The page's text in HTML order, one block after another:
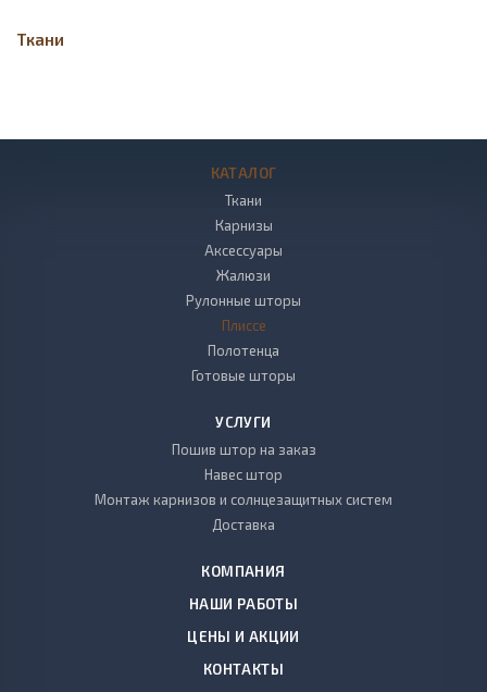
Ткани
КАТАЛОГ
Ткани
Карнизы
Аксессуары
Жалюзи
Рулонные шторы
Плиссе
Полотенца
Готовые шторы
УСЛУГИ
Пошив штор на заказ
Навес штор
Монтаж карнизов и солнцезащитных систем
Доставка
КОМПАНИЯ
НАШИ РАБОТЫ
ЦЕНЫ И АКЦИИ
КОНТАКТЫ